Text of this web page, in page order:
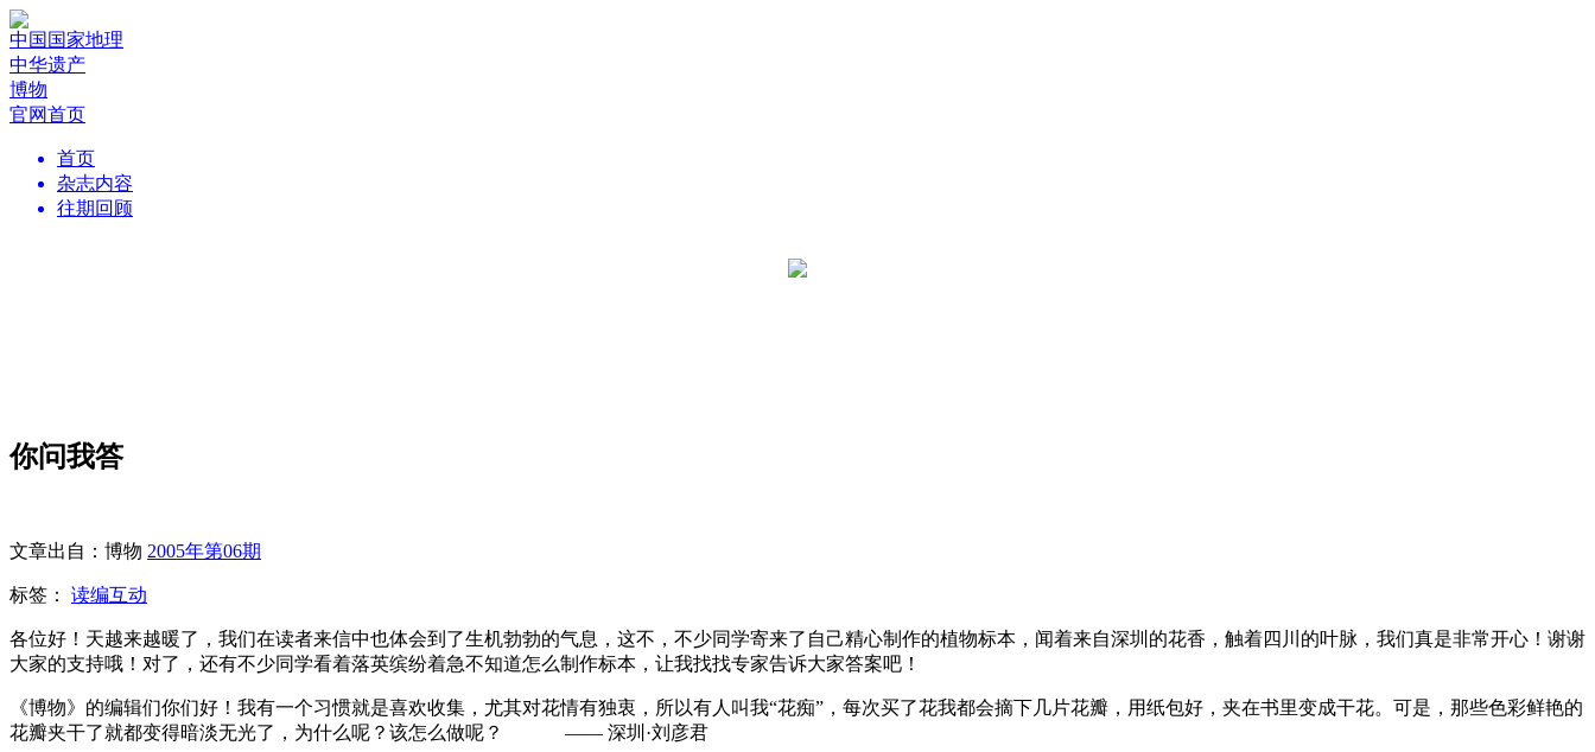
中国国家地理
中华遗产
博物
官网首页
首页
杂志内容
往期回顾
你问我答
文章出自：博物 2005年第06期
标签： 读编互动
各位好！天越来越暖了，我们在读者来信中也体会到了生机勃勃的气息，这不，不少同学寄来了自己精心制作的植物标本，闻着来自深圳的花香，触着四川的叶脉，我们真是非常开心！谢谢
大家的支持哦！对了，还有不少同学看着落英缤纷着急不知道怎么制作标本，让我找找专家告诉大家答案吧！
《博物》的编辑们你们好！我有一个习惯就是喜欢收集，尤其对花情有独衷，所以有人叫我“花痴”，每次买了花我都会摘下几片花瓣，用纸包好，夹在书里变成干花。可是，那些色彩鲜艳的
花瓣夹干了就都变得暗淡无光了，为什么呢？该怎么做呢？ —— 深圳·刘彦君